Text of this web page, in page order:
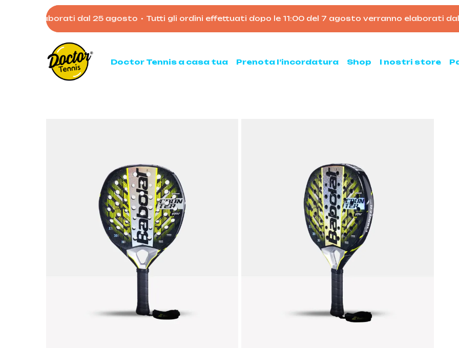
elaborati dal 25 agosto • Tutti gli ordini effettuati dopo le 11:00 del 7 agosto verranno elaborati dal 25
Doctor Tennis a casa tua Prenota l’incordatura Shop
Acquista ora
Borsoni da padel
Accessori per il padel
Scarpe da padel
Pickleball
I nostri store
Carrello